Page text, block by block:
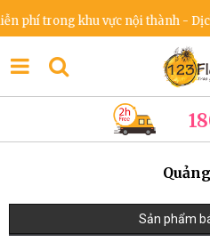
trong khu vực nội thành - Dịch
Sản phẩm